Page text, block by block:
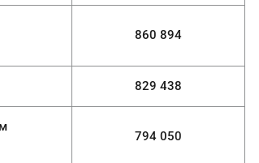
860 894
829 438
794 050